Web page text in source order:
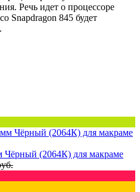
Речь идет о процессоре
Snapdragon 845 будет
(2064К) для макраме